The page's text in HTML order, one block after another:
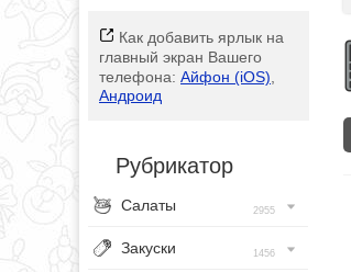
Как добавить ярлык на
главный экран Вашего
телефона: Айфон (iOS)
Андроид
Рубрикатор
Салаты 2955
Закуски 1456